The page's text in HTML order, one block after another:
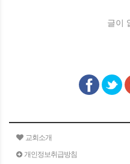
글이
교회소개
개인정보취급방침